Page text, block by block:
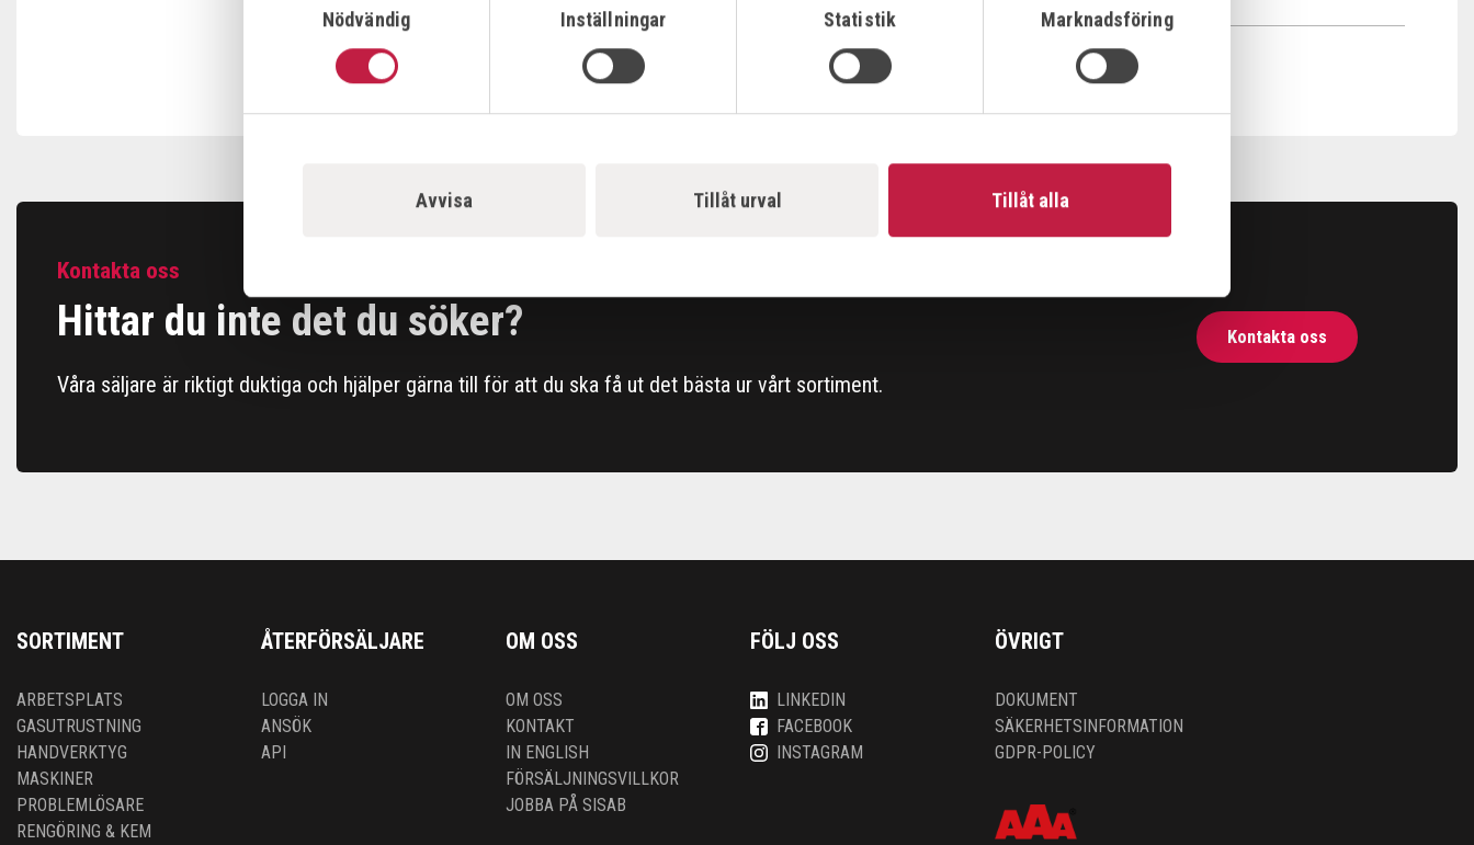
Nödvändig
Inställningar Statistik Marknadsföring
Avvisa Tillåt urval Tillåt alla
Kontakta oss
Hittar du inte det du söker?
Våra säljare är riktigt duktiga och hjälper gärna till för att du ska få ut det bästa ur vårt sortiment.
Kontakta oss
SORTIMENT
ARBETSPLATS
GASUTRUSTNING
HANDVERKTYG
MASKINER
PROBLEMLÖSARE
RENGÖRING & KEM
ÅTERFÖRSÄLJARE
LOGGA IN
ANSÖK
API
OM OSS
OM OSS
KONTAKT
IN ENGLISH
FÖRSÄLJNINGSVILLKOR
JOBBA PÅ SISAB
FÖLJ OSS
LINKEDIN
FACEBOOK
INSTAGRAM
ÖVRIGT
DOKUMENT
SÄKERHETSINFORMATION
GDPR-POLICY